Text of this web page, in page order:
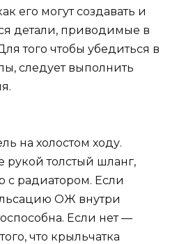
его могут создавать и
детали, приводимые в
того чтобы убедиться в
следует выполнить
на холостом ходу.
рукой толстый шланг,
радиатором. Если
ОЖ внутри
Если нет —
что крыльчатка